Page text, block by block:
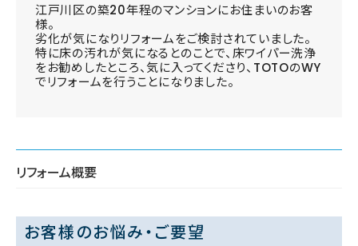
江戸川区の築20年程のマンションにお住まいのお客
様。
劣化が気になりリフォームをご検討されていました。
特に床の汚れが気になるとのことで、床ワイパー洗浄
をお勧めしたところ、気に入ってくださり、TOTOのWY
でリフォームを行うことになりました。
リフォーム概要
お客様のお悩み・ご要望